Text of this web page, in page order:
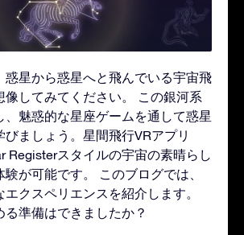
惑星から惑星へと飛んでいる宇宙飛
像してみてください。 この銀河系
、魅惑的な星座ゲームを通して惑星
ましょう。星間飛行VRアプリ
Registerスタイルの宇宙の素晴らし
が可能です。 このブログでは、
クスペリエンスを紹介します。
る準備はできましたか？